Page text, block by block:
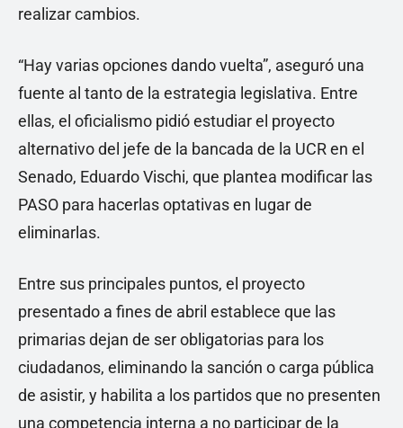
realizar cambios.
“Hay varias opciones dando vuelta”, aseguró una
fuente al tanto de la estrategia legislativa. Entre
ellas, el oficialismo pidió estudiar el proyecto
alternativo del jefe de la bancada de la UCR en el
Senado, Eduardo Vischi, que plantea modificar las
PASO para hacerlas optativas en lugar de
eliminarlas.
Entre sus principales puntos, el proyecto
presentado a fines de abril establece que las
primarias dejan de ser obligatorias para los
ciudadanos, eliminando la sanción o carga pública
de asistir, y habilita a los partidos que no presenten
una competencia interna a no participar de la